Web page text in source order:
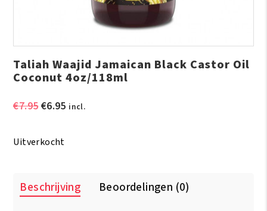
Taliah Waajid Jamaican Black Castor Oil
Coconut 4oz/118ml
€7.95Oorspronkelijke
€7.95.
€6.95Huidige
incl.
Uitverkocht
Beschrijving Beoordelingen (0)